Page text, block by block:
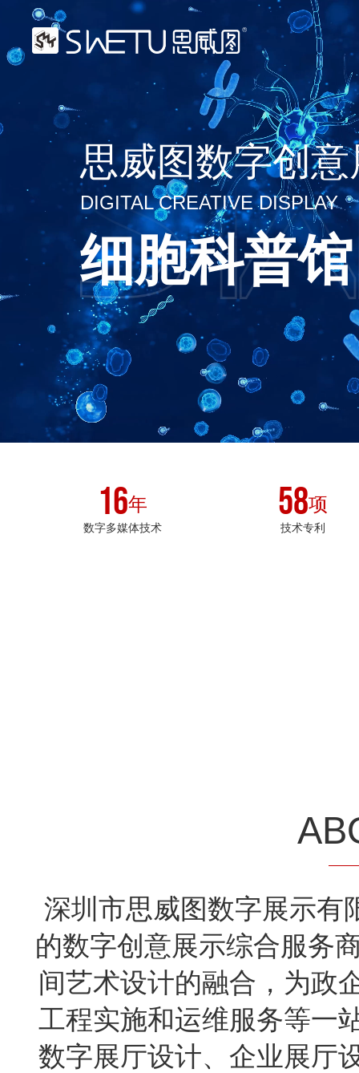
思威图数字创
DIGITAL CREATIVE DISPLAY
细胞科普馆
16年
数字多媒体技术
58项
技术专利
深圳市思威图数字展示有
的数字创意展示综合服务
间艺术设计的融合，为政
工程实施和运维服务等一
数字展厅设计、企业展厅